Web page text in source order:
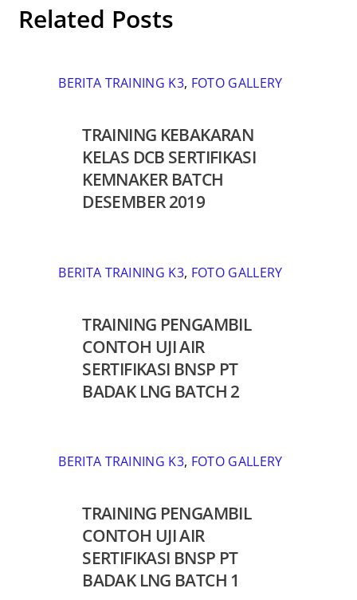
Related Posts
BERITA TRAINING K3, FOTO GALLERY
TRAINING KEBAKARAN
KELAS DCB SERTIFIKASI
KEMNAKER BATCH
DESEMBER 2019
BERITA TRAINING K3, FOTO GALLERY
TRAINING PENGAMBIL
CONTOH UJI AIR
SERTIFIKASI BNSP PT
BADAK LNG BATCH 2
BERITA TRAINING K3, FOTO GALLERY
TRAINING PENGAMBIL
CONTOH UJI AIR
SERTIFIKASI BNSP PT
BADAK LNG BATCH 1